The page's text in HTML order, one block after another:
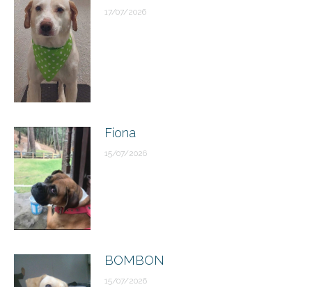
17/07/2026
Fiona
15/07/2026
BOMBON
15/07/2026